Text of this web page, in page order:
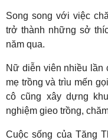
Song song với việc
trở thành những sở
năm qua.
Nữ diễn viên nhiều lần
mẹ trồng và trìu mến
cô cũng xây dựng
nghiệm gieo trồng,
Cuộc sống của Tăng